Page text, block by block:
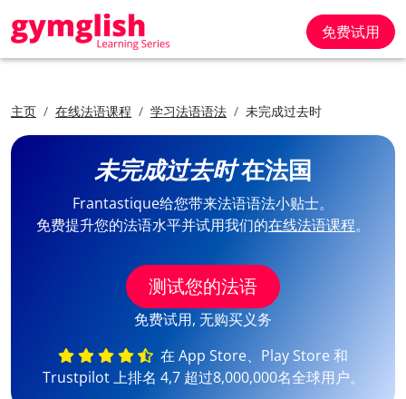
免费试用
主页 在线法语课程 学习法语语法 未完成过去时
未完成过去时在法国
Frantastique给您带来法语语法小贴士。
免费提升您的法语水平并试用我们的在线法语课程。
测试您的法语
免费试用, 无购买义务
在 App Store、Play Store 和
Trustpilot 上排名 4,7 超过8,000,000名全球用户。